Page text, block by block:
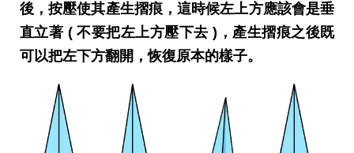
後，按壓使其產生摺痕，這時候左上方應該會是垂
直立著 ( 不要把左上方壓下去 )，產生摺痕之後既
可以把左下方翻開，恢復原本的樣子。